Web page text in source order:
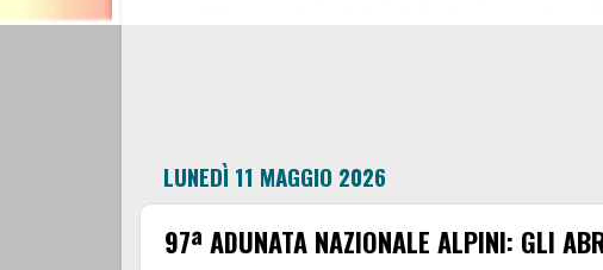
LUNEDÌ 11 MAGGIO 2026
97ª ADUNATA NAZIONALE ALPINI: GLI